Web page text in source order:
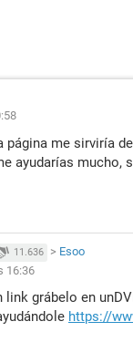
me sirviría
ayudarías mucho,
11.636 > Esoo
16:36
link grábelo en
https://